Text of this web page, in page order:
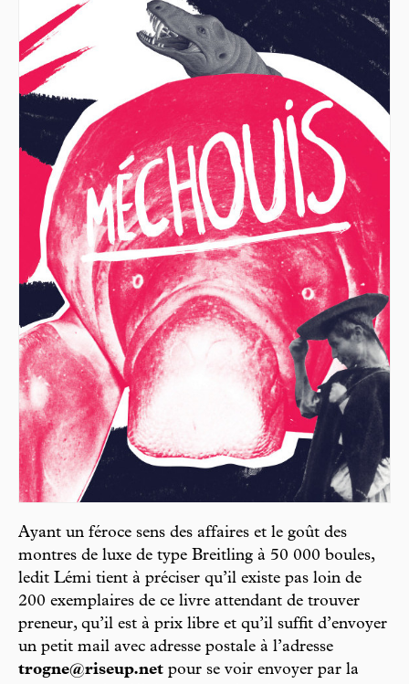
Ayant un féroce sens des affaires et le goût des
montres de luxe de type Breitling à 50 000 boules,
ledit Lémi tient à préciser qu’il existe pas loin de
200 exemplaires de ce livre attendant de trouver
preneur, qu’il est à prix libre et qu’il suffit d’envoyer
un petit mail avec adresse postale à l’adresse
trogne@riseup.net pour se voir envoyer par la